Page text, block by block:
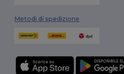
Metodi di spedizione